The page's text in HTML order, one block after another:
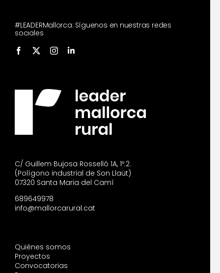
#LEADERMallorca: Síguenos en nuestras redes
sociales
C/ Guillem Bujosa Rosselló 1A, 1º.2.
(Polígono industrial de Son Llaüt)
07320 Santa Maria del Camí
689649978
info@mallorcarural.cat
Quiénes somos
Proyectos
Convocatorias